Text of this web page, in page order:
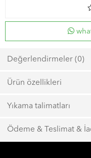
Değerlendirmeler (0)
Ürün özellikleri
Yıkama talimatları
Maks. 40ºC sıcaklıkta
Çamaşır suyu
Ödeme & Teslimat &